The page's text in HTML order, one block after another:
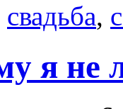
свадьба,
я не